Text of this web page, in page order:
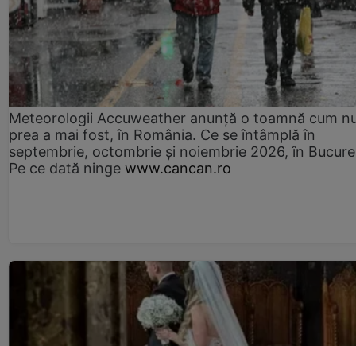
Meteorologii Accuweather anunță o toamnă cum
prea a mai fost, în România. Ce se întâmplă în
septembrie, octombrie și noiembrie 2026, în
Pe ce dată ninge www.cancan.ro